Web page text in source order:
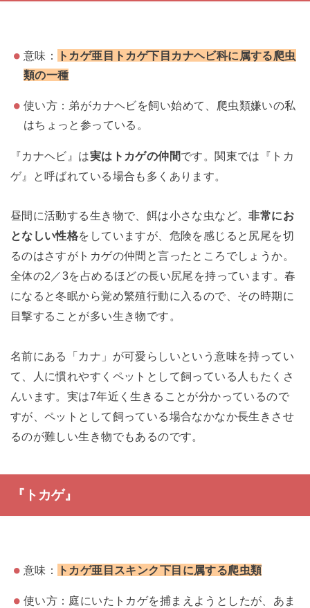
意味：
トカゲ亜目トカゲ下目カナヘビ科に属する爬虫
類の一種
使い方：弟がカナヘビを飼い始めて、爬虫類嫌いの私
はちょっと参っている。
『カナヘビ』は実はトカゲの仲間です。関東では『トカ
ゲ』と呼ばれている場合も多くあります。
昼間に活動する生き物で、餌は小さな虫など。非常にお
となしい性格をしていますが、危険を感じると尻尾を切
るのはさすがトカゲの仲間と言ったところでしょうか。
全体の2／3を占めるほどの長い尻尾を持っています。春
になると冬眠から覚め繁殖行動に入るので、その時期に
目撃することが多い生き物です。
名前にある「カナ」が可愛らしいという意味を持ってい
て、人に慣れやすくペットとして飼っている人もたくさ
んいます。実は7年近く生きることが分かっているので
すが、ペットとして飼っている場合なかなか長生きさせ
るのが難しい生き物でもあるのです。
『トカゲ』
意味： トカゲ亜目スキンク下目に属する爬虫類
使い方：庭にいたトカゲを捕まえようとしたが、あま